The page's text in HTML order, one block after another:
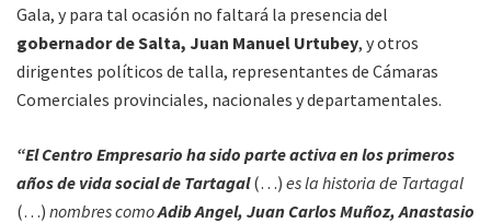
Gala, y para tal ocasión no faltará la presencia del
gobernador de Salta, Juan Manuel Urtubey, y otros
dirigentes políticos de talla, representantes de Cámaras
Comerciales provinciales, nacionales y departamentales.
“El Centro Empresario ha sido parte activa en los primeros
años de vida social de Tartagal(…) es la historia de Tartagal
(…) nombres comoAdib Angel, Juan Carlos Muñoz, Anastasio